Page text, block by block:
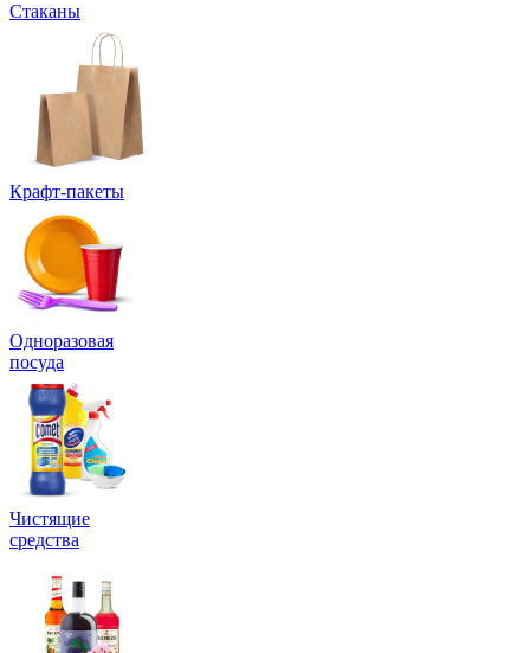
Стаканы
Крафт-пакеты
Одноразовая
посуда
Чистящие
средства